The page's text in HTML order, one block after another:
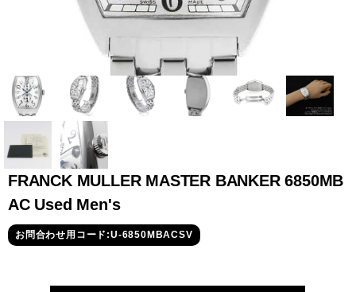
グランド
セイコー
FRANCK MULLER MASTER BANKER 6850MB
AC Used Men's
お問合わせ用コード:U-6850MBACSV